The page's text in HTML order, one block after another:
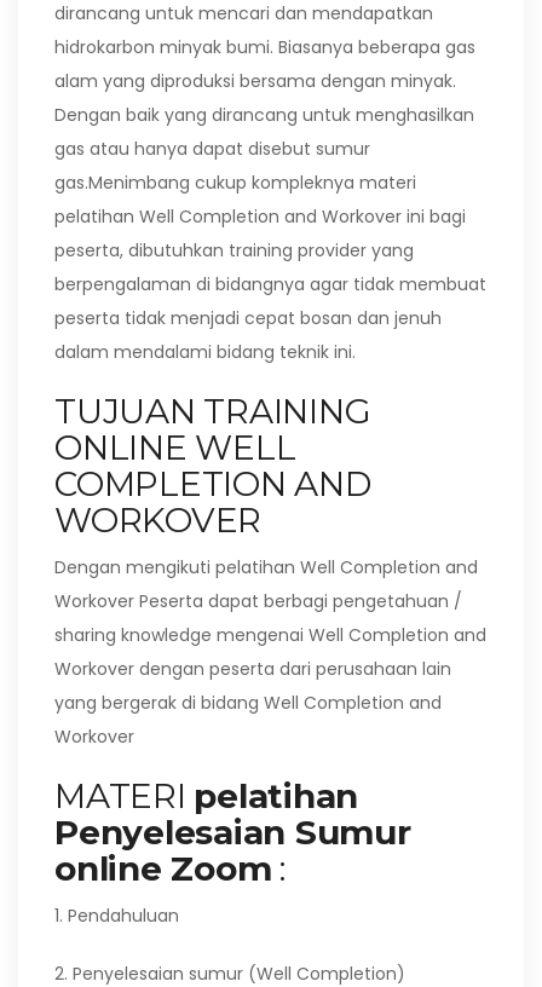
dirancang untuk mencari dan mendapatkan
hidrokarbon minyak bumi. Biasanya beberapa gas
alam yang diproduksi bersama dengan minyak.
Dengan baik yang dirancang untuk menghasilkan
gas atau hanya dapat disebut sumur
gas.Menimbang cukup kompleknya materi
pelatihan Well Completion and Workover ini bagi
peserta, dibutuhkan training provider yang
berpengalaman di bidangnya agar tidak membuat
peserta tidak menjadi cepat bosan dan jenuh
dalam mendalami bidang teknik ini.
TUJUAN TRAINING
ONLINE WELL
COMPLETION AND
WORKOVER
Dengan mengikuti pelatihan Well Completion and
Workover Peserta dapat berbagi pengetahuan /
sharing knowledge mengenai Well Completion and
Workover dengan peserta dari perusahaan lain
yang bergerak di bidang Well Completion and
Workover
MATERI pelatihan
Penyelesaian Sumur
online Zoom :
1. Pendahuluan
2. Penyelesaian sumur (Well Completion)